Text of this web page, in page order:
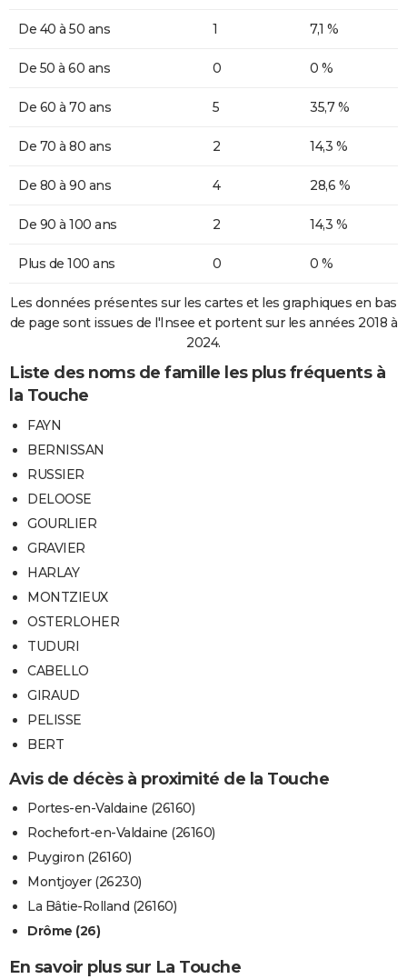
De 40 à 50 ans 1 7,1 %
De 50 à 60 ans 0 0 %
De 60 à 70 ans 5 35,7 %
De 70 à 80 ans 2 14,3 %
De 80 à 90 ans 4 28,6 %
De 90 à 100 ans 2 14,3 %
Plus de 100 ans 0 0 %
Les données présentes sur les cartes et les graphiques en bas
de page sont issues de l'Insee et portent sur les années 2018 à
2024.
Liste des noms de famille les plus fréquents à
la Touche
FAYN
BERNISSAN
RUSSIER
DELOOSE
GOURLIER
GRAVIER
HARLAY
MONTZIEUX
OSTERLOHER
TUDURI
CABELLO
GIRAUD
PELISSE
BERT
Avis de décès à proximité de la Touche
Portes-en-Valdaine (26160)
Rochefort-en-Valdaine (26160)
Puygiron (26160)
Montjoyer (26230)
La Bâtie-Rolland (26160)
Drôme (26)
En savoir plus sur La Touche